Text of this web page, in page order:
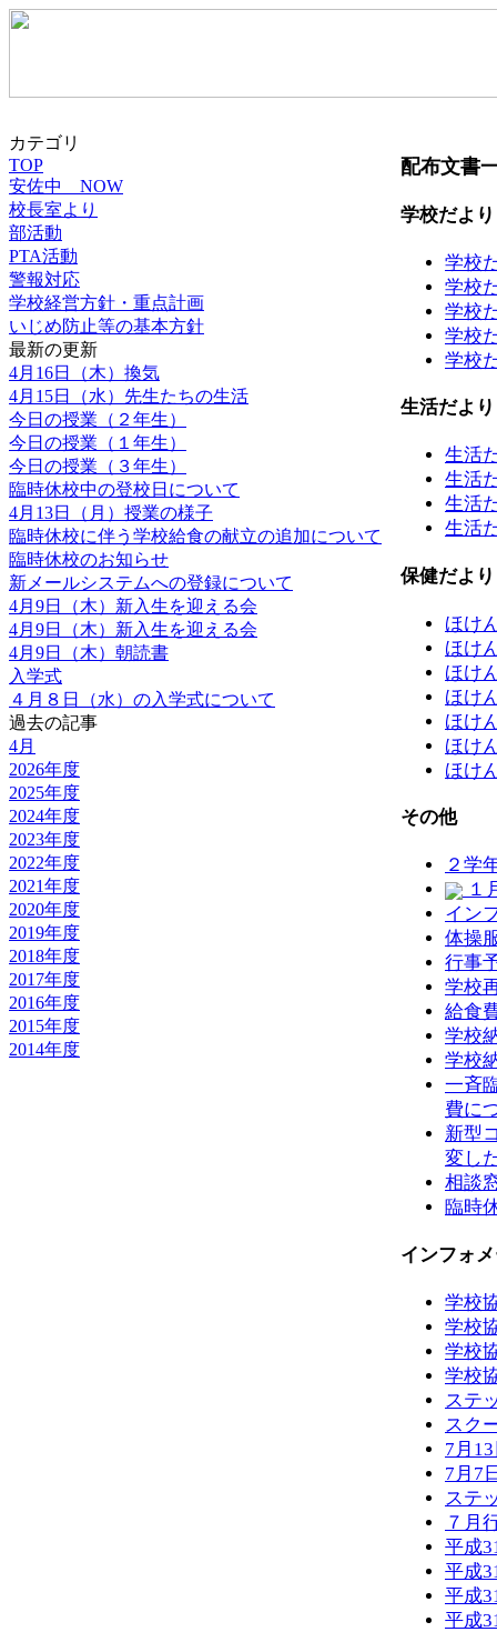
カテゴリ
TOP
安佐中 NOW
校長室より
部活動
PTA活動
警報対応
学校経営方針・重点計画
いじめ防止等の基本方針
最新の更新
4月16日（木）換気
4月15日（水）先生たちの生活
今日の授業（２年生）
今日の授業（１年生）
今日の授業（３年生）
臨時休校中の登校日について
4月13日（月）授業の様子
臨時休校に伴う学校給食の献立の追加について
臨時休校のお知らせ
新メールシステムへの登録について
4月9日（木）新入生を迎える会
4月9日（木）新入生を迎える会
4月9日（木）朝読書
入学式
４月８日（水）の入学式について
過去の記事
4月
2026年度
2025年度
2024年度
2023年度
2022年度
2021年度
2020年度
2019年度
2018年度
2017年度
2016年度
2015年度
2014年度
配布文書
学校だより
学校
学校
学校
学校
学校
生活だより
生活
生活
生活
生活
保健だより
ほけ
ほけ
ほけ
ほけ
ほけ
ほけ
ほけ
その他
２学
１
イン
体操
行事
学校
給食
学校
学校
一斉
費に
新型
変し
相談
臨時
インフォ
学校
学校
学校
学校
ステ
スク
7月
7月7
ステ
７月
平成
平成
平成
平成